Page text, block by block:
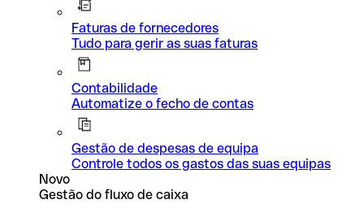
Faturas de fornecedores
Tudo para gerir as suas faturas
Contabilidade
Automatize o fecho de contas
Gestão de despesas de equipa
Controle todos os gastos das suas equipas
Novo
Gestão do fluxo de caixa